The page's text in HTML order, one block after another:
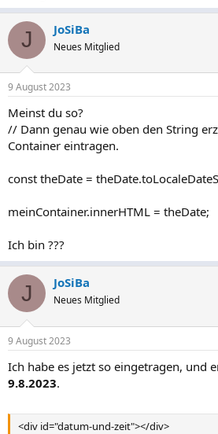
J JoSiBa
Neues Mitglied
9 August 2023
Meinst du so?
// Dann genau wie oben den String
Container eintragen.
const theDate =
meinContainer.innerHTML = theDate;
Ich bin ???
J JoSiBa
Neues Mitglied
9 August 2023
Ich habe es jetzt so eingetragen, und
9.8.2023.
<div id="datum-und-zeit"></div>